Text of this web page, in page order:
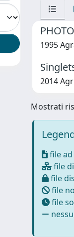
1995
2014
Mostrati
file ad
file
file
file
file